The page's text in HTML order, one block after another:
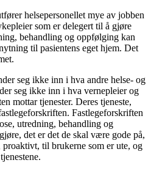
helsepersonellet mye av jobben
som er delegert til å gjøre
behandling og oppfølging kan
til pasientens eget hjem. Det
seg ikke inn i hva andre helse- og
seg ikke inn i hva vernepleier og
mottar tjenester. Deres tjeneste,
Fastlegeforskriften
utredning, behandling og
det er det de skal være gode på,
proaktivt, til brukerne som er ute, og